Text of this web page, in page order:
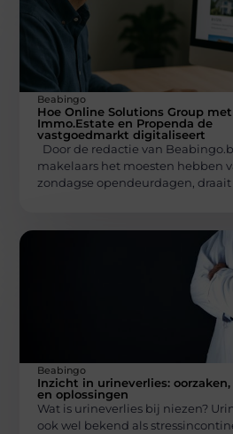
Beabingo
Hoe Online Solutions Group met
Immo.Estate en Propenda de
vastgoedmarkt digitaliseert
Door de redactie van
makelaars het moesten hebben
zondagse opendeurdagen, draait
Beabingo
Inzicht in urineverlies:
en oplossingen
Wat is urineverlies bij niezen?
ook wel bekend als